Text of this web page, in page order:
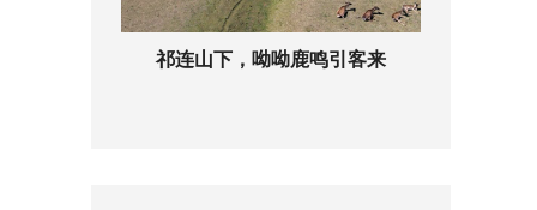
祁连山下，呦呦鹿鸣引客来